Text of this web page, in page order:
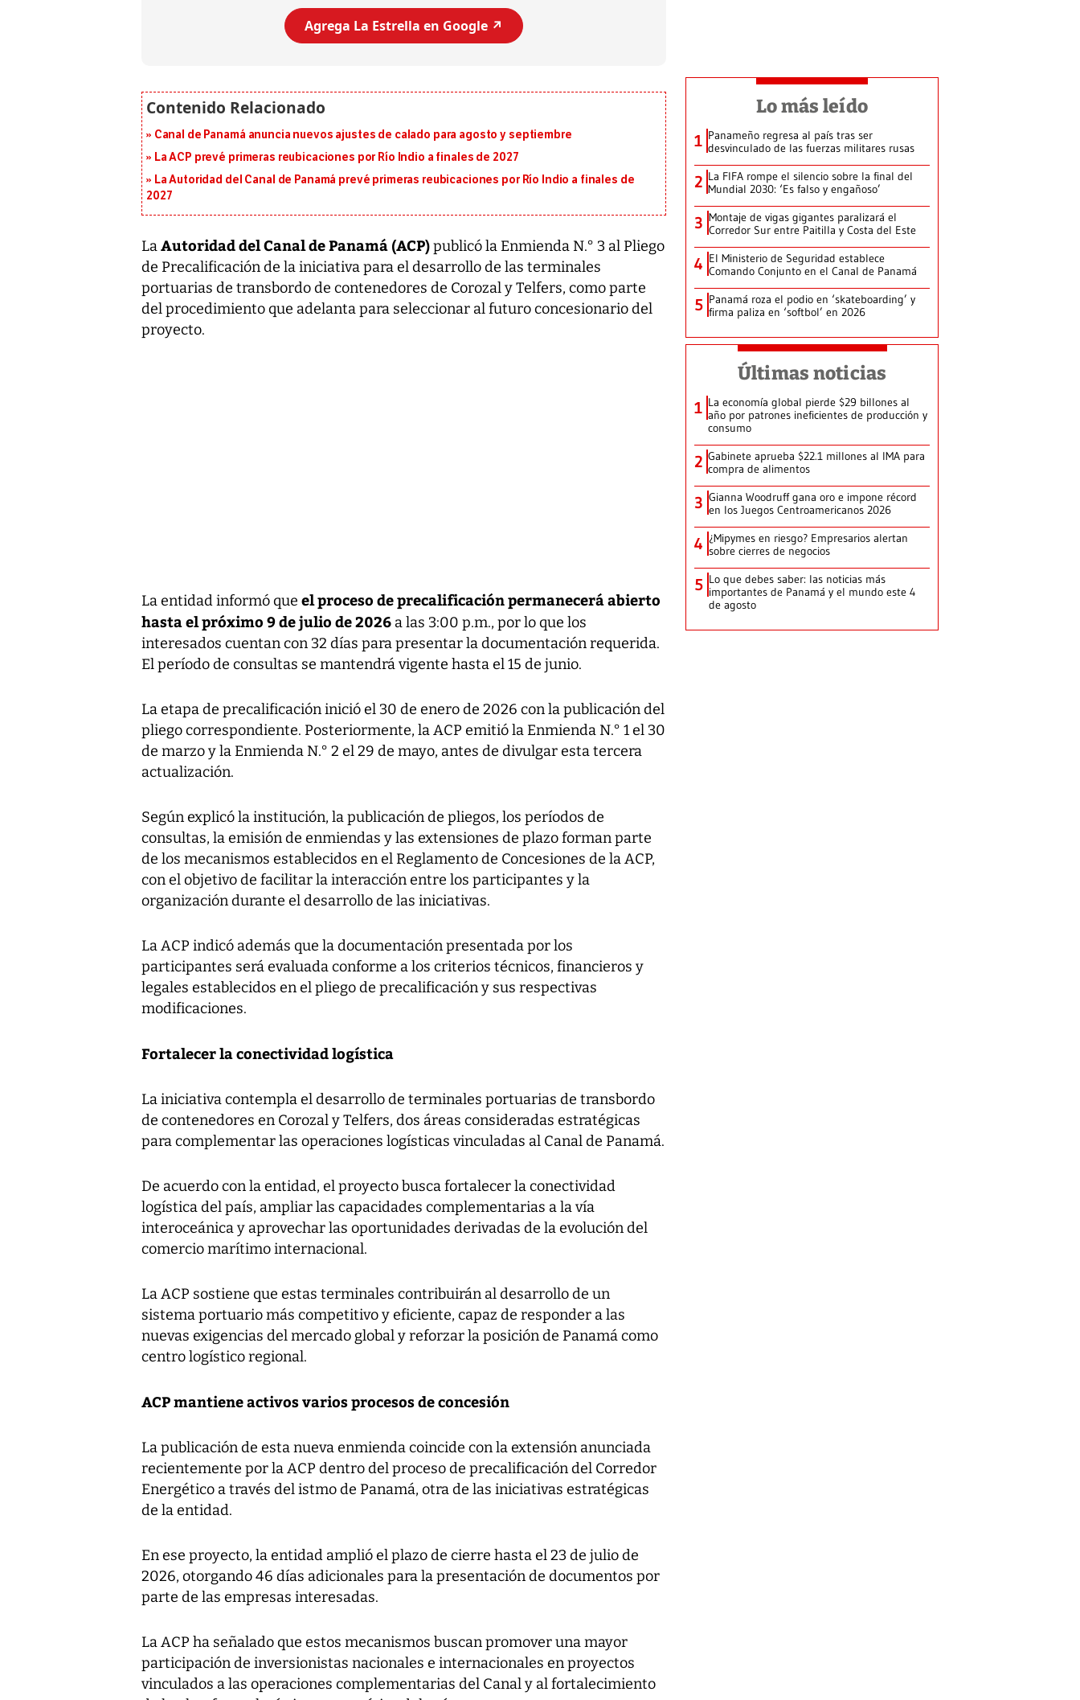
Agrega La Estrella en Google ↗️
Canal de Panamá anuncia nuevos ajustes de calado para agosto y septiembre
La ACP prevé primeras reubicaciones por Río Indio a finales de 2027
La Autoridad del Canal de Panamá prevé primeras reubicaciones por Río Indio a finales de
2027
LaAutoridad del Canal de Panamá (ACP)publicó la Enmienda N.° 3 al Pliego
de Precalificación de la iniciativa para el desarrollo de las terminales
portuarias de transbordo de contenedores de Corozal y Telfers, como parte
del procedimiento que adelanta para seleccionar al futuro concesionario del
proyecto.
La entidad informó que el proceso de precalificación permanecerá abierto
hasta el próximo 9 de julio de 2026 a las 3:00 p.m., por lo que los
interesados cuentan con 32 días para presentar la documentación requerida.
El período de consultas se mantendrá vigente hasta el 15 de junio.
La etapa de precalificación inició el 30 de enero de 2026 con la publicación del
pliego correspondiente. Posteriormente, la ACP emitió la Enmienda N.° 1 el 30
de marzo y la Enmienda N.° 2 el 29 de mayo, antes de divulgar esta tercera
actualización.
Según explicó la institución, la publicación de pliegos, los períodos de
consultas, la emisión de enmiendas y las extensiones de plazo forman parte
de los mecanismos establecidos en el Reglamento de Concesiones de la ACP,
con el objetivo de facilitar la interacción entre los participantes y la
organización durante el desarrollo de las iniciativas.
La ACP indicó además que la documentación presentada por los
participantes será evaluada conforme a los criterios técnicos, financieros y
legales establecidos en el pliego de precalificación y sus respectivas
modificaciones.
Fortalecer la conectividad logística
La iniciativa contempla el desarrollo de terminales portuarias de transbordo
de contenedores en Corozal y Telfers, dos áreas consideradas estratégicas
para complementar las operaciones logísticas vinculadas al Canal de Panamá.
De acuerdo con la entidad, el proyecto busca fortalecer la conectividad
logística del país, ampliar las capacidades complementarias a la vía
interoceánica y aprovechar las oportunidades derivadas de la evolución del
comercio marítimo internacional.
La ACP sostiene que estas terminales contribuirán al desarrollo de un
sistema portuario más competitivo y eficiente, capaz de responder a las
nuevas exigencias del mercado global y reforzar la posición de Panamá como
centro logístico regional.
ACP mantiene activos varios procesos de concesión
La publicación de esta nueva enmienda coincide con la extensión anunciada
recientemente por la ACP dentro del proceso de precalificación del Corredor
Energético a través del istmo de Panamá, otra de las iniciativas estratégicas
de la entidad.
En ese proyecto, la entidad amplió el plazo de cierre hasta el 23 de julio de
2026, otorgando 46 días adicionales para la presentación de documentos por
parte de las empresas interesadas.
La ACP ha señalado que estos mecanismos buscan promover una mayor
participación de inversionistas nacionales e internacionales en proyectos
vinculados a las operaciones complementarias del Canal y al fortalecimiento
Lo más leído
1 Panameño regresa al país tras ser
desvinculado de las fuerzas militares rusas
2 La FIFA rompe el silencio sobre la final del
Mundial 2030: ‘Es falso y engañoso’
3 Montaje de vigas gigantes paralizará el
Corredor Sur entre Paitilla y Costa del Este
4 El Ministerio de Seguridad establece
Comando Conjunto en el Canal de Panamá
5 Panamá roza el podio en ‘skateboarding’ y
firma paliza en ‘softbol’ en 2026
Últimas noticias
1 La economía global pierde $29 billones al
año por patrones ineficientes de producción y
consumo
2 Gabinete aprueba $22.1 millones al IMA para
compra de alimentos
3 Gianna Woodruff gana oro e impone récord
en los Juegos Centroamericanos 2026
4 ¿Mipymes en riesgo? Empresarios alertan
sobre cierres de negocios
5 Lo que debes saber: las noticias más
importantes de Panamá y el mundo este 4
de agosto